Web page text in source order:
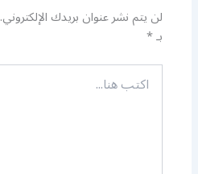
لن يتم نشر عنوان بريدك الإلكتروني.
بـ*
اكتب
هنا...